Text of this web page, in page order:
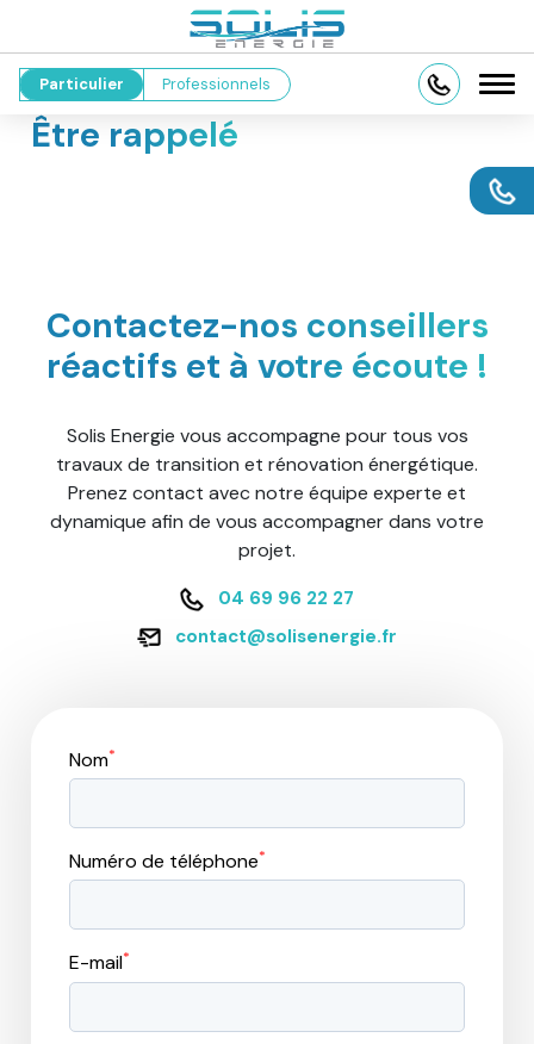
Particulier Professionnels
Être rappelé
Contactez-nos conseillers
réactifs et à votre écoute !
Solis Energie vous accompagne pour tous vos
travaux de transition et rénovation énergétique.
Prenez contact avec notre équipe experte et
dynamique afin de vous accompagner dans votre
projet.
04 69 96 22 27
contact@solisenergie.fr
Nom*
Numéro de téléphone*
E-mail*